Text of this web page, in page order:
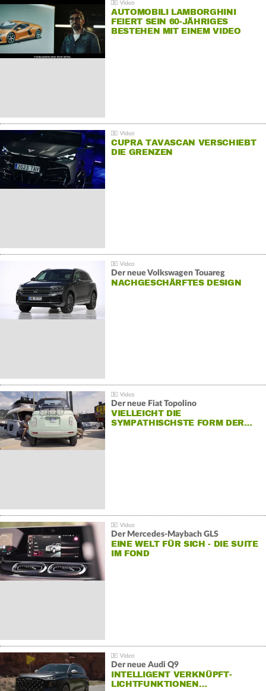
AUTOMOBILI LAMBORGHINI
FEIERT SEIN 60-JÄHRIGES
BESTEHEN MIT EINEM VIDEO
CUPRA TAVASCAN VERSCHIEBT
DIE GRENZEN
Der neue Volkswagen Touareg
NACHGESCHÄRFTES DESIGN
Der neue Fiat Topolino
VIELLEICHT DIE
SYMPATHISCHSTE FORM DER…
Der Mercedes‑Maybach GLS
EINE WELT FÜR SICH - DIE SUITE
IM FOND
Der neue Audi Q9
INTELLIGENT VERKNÜPFT-
LICHTFUNKTIONEN…